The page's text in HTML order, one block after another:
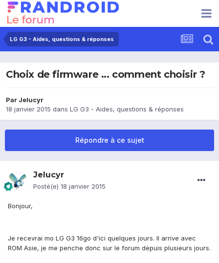
LG G3 - Aides, questions & réponses
Choix de firmware ... comment choisir ?
Par Jelucyr
18 janvier 2015 dans LG G3 - Aides, questions & réponses
Répondre à ce sujet
Jelucyr
Posté(e) 18 janvier 2015
Bonjour,
Je recevrai mo LG G3 16go d'ici quelques jours. Il arrive avec
ROM Asie, je me penche donc sur le forum depuis plusieurs jours.